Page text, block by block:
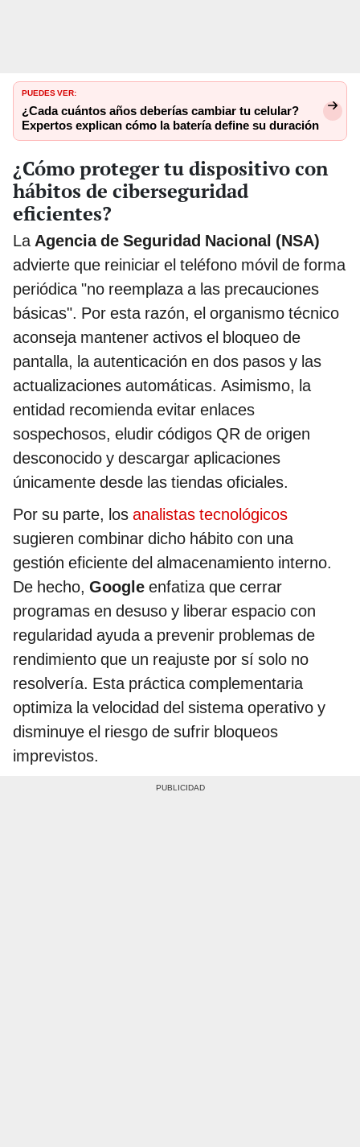
PUEDES VER:
¿Cada cuántos años deberías cambiar tu celular?
Expertos explican cómo la batería define su duración
¿Cómo proteger tu dispositivo con
hábitos de ciberseguridad
eficientes?
LaAgencia de Seguridad Nacional (NSA)
advierte que reiniciar el teléfono móvil de forma
periódica "no reemplaza a las precauciones
básicas". Por esta razón, el organismo técnico
aconseja mantener activos el bloqueo de
pantalla, la autenticación en dos pasos y las
actualizaciones automáticas. Asimismo, la
entidad recomienda evitar enlaces
sospechosos, eludir códigos QR de origen
desconocido y descargar aplicaciones
únicamente desde las tiendas oficiales.
Por su parte, los analistas tecnológicos
sugieren combinar dicho hábito con una
gestión eficiente del almacenamiento interno.
De hecho, Google enfatiza que cerrar
programas en desuso y liberar espacio con
regularidad ayuda a prevenir problemas de
rendimiento que un reajuste por sí solo no
resolvería. Esta práctica complementaria
optimiza la velocidad del sistema operativo y
disminuye el riesgo de sufrir bloqueos
imprevistos.